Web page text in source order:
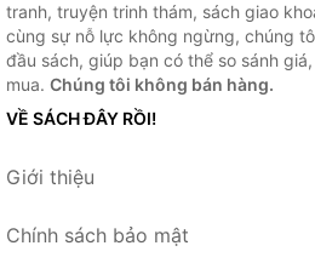
tranh, truyện trinh thám, sách giao
cùng sự nỗ lực không ngừng, chúng
đầu sách, giúp bạn có thể so sánh
mua. Chúng tôi không bán hàng.
VỀ SÁCH ĐÂY RỒI!
Giới thiệu
Chính sách bảo mật